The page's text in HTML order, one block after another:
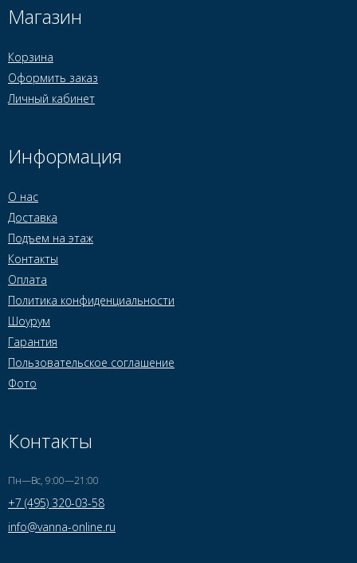
Магазин
Корзина
Оформить заказ
Личный кабинет
Информация
О нас
Доставка
Подъем на этаж
Контакты
Оплата
Политика конфиденциальности
Шоурум
Гарантия
Пользовательское соглашение
Фото
Контакты
Пн—Вс, 9:00—21:00
+7 (495) 320-03-58
info@vanna-online.ru